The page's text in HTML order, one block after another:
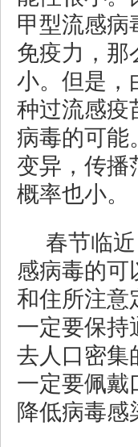
甲型流感病
免疫力，那
小。但是，
种过流感疫
病毒的可能
变异，传播
概率也小。
春节临
感病毒的可
和住所注意
一定要保持
去人口密集
一定要佩戴
降低病毒感